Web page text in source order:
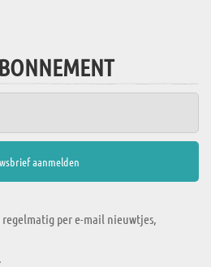
per e-mail nieuwtjes,